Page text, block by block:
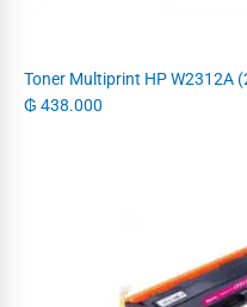
Toner Multiprint HP W2312A
₲ 438.000